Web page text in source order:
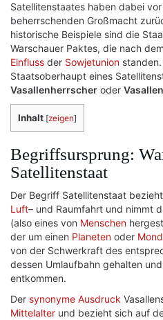
Satellitenstaates haben dabei
beherrschenden Großmacht
historische Beispiele sind die
Warschauer Paktes, die nach
Einfluss der Sowjetunion
Staatsoberhaupt eines
Vasallenherrscher oder
Inhalt [zeigen]
Begriffsursprung:
Satellitenstaat
Der Begriff Satellitenstaat
Luft– und Raumfahrt und nimmt
(also eines von Menschen
der um einen Planeten oder Mond
von der Schwerkraft des
dessen Umlaufbahn gehalten
entkommen.
Der synonyme Ausdruck
Mittelalter und bezieht sich auf